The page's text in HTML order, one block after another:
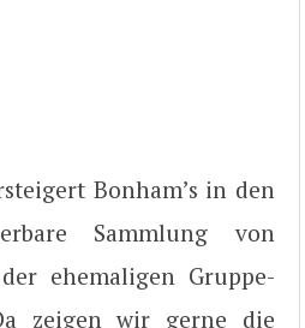
Bonham’s in den
Sammlung von
ehemaligen Gruppe-
zeigen wir gerne die